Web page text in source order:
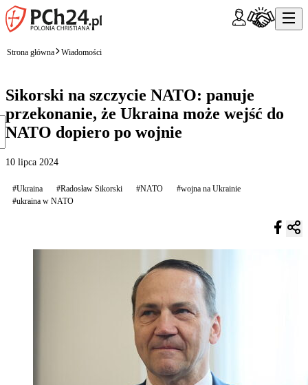
Strona główna Wiadomości
Sikorski na szczycie NATO: panuje
przekonanie, że Ukraina może wejść do
NATO dopiero po wojnie
10 lipca 2024
#Ukraina #Radosław Sikorski #NATO
#wojna na Ukrainie
#ukraina w NATO